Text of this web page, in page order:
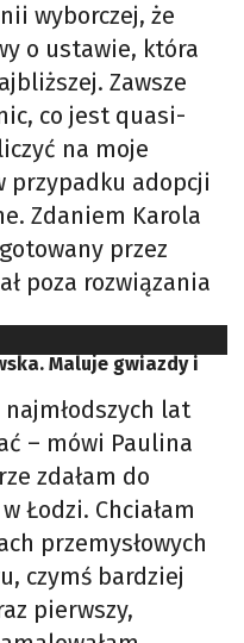
wyborczej, że
o ustawie, która
Zawsze
co jest quasi-
na moje
przypadku adopcji
Zdaniem Karola
przez
poza rozwiązania
Maluje gwiazdy i
najmłodszych lat
– mówi Paulina
zdałam do
Łodzi. Chciałam
przemysłowych
czymś bardziej
pierwszy,